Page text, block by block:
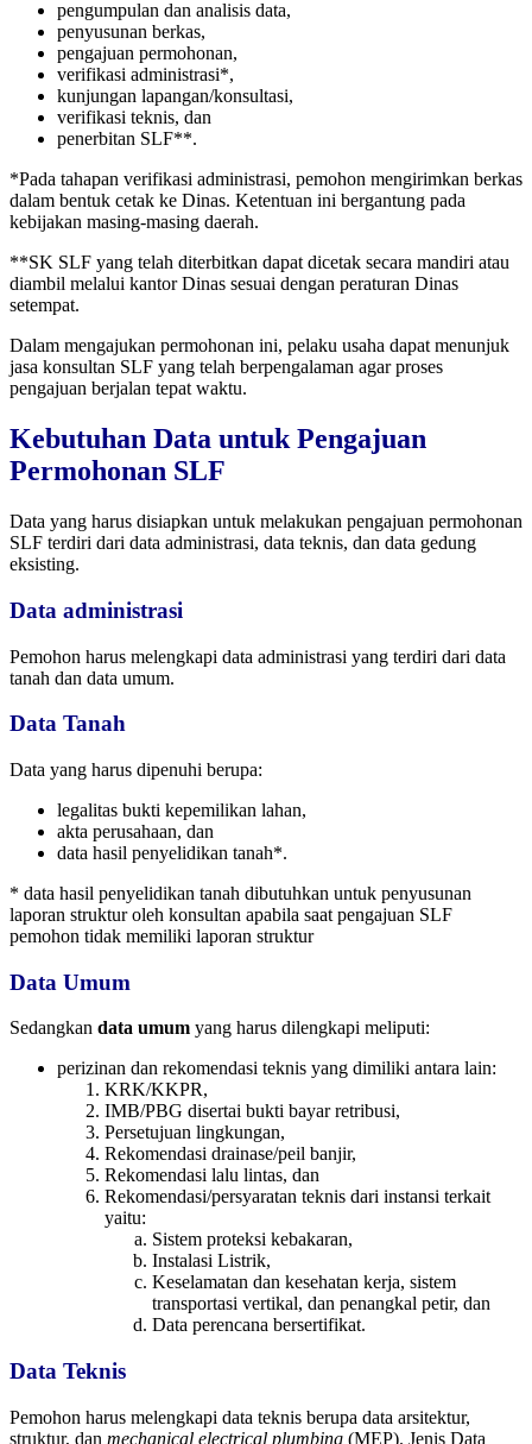
pengumpulan dan analisis data,
penyusunan berkas,
pengajuan permohonan,
verifikasi administrasi*,
kunjungan lapangan/konsultasi,
verifikasi teknis, dan
penerbitan SLF**.
*Pada tahapan verifikasi administrasi, pemohon mengirimkan berkas
dalam bentuk cetak ke Dinas. Ketentuan ini bergantung pada
kebijakan masing-masing daerah.
**SK SLF yang telah diterbitkan dapat dicetak secara mandiri atau
diambil melalui kantor Dinas sesuai dengan peraturan Dinas
setempat.
Dalam mengajukan permohonan ini, pelaku usaha dapat menunjuk
jasa konsultan SLF yang telah berpengalaman agar proses
pengajuan berjalan tepat waktu.
Kebutuhan Data untuk Pengajuan
Permohonan SLF
Data yang harus disiapkan untuk melakukan pengajuan permohonan
SLF terdiri dari data administrasi, data teknis, dan data gedung
eksisting.
Data administrasi
Pemohon harus melengkapi data administrasi yang terdiri dari data
tanah dan data umum.
Data Tanah
Data yang harus dipenuhi berupa:
legalitas bukti kepemilikan lahan,
akta perusahaan, dan
data hasil penyelidikan tanah*.
* data hasil penyelidikan tanah dibutuhkan untuk penyusunan
laporan struktur oleh konsultan apabila saat pengajuan SLF
pemohon tidak memiliki laporan struktur
Data Umum
Sedangkan data umum yang harus dilengkapi meliputi:
perizinan dan rekomendasi teknis yang dimiliki antara lain:
KRK/KKPR,
IMB/PBG disertai bukti bayar retribusi,
Persetujuan lingkungan,
Rekomendasi drainase/peil banjir,
Rekomendasi lalu lintas, dan
Rekomendasi/persyaratan teknis dari instansi terkait
yaitu:
Sistem proteksi kebakaran,
Instalasi Listrik,
Keselamatan dan kesehatan kerja, sistem
transportasi vertikal, dan penangkal petir, dan
Data perencana bersertifikat.
Data Teknis
Pemohon harus melengkapi data teknis berupa data arsitektur,
struktur, dan mechanical electrical plumbing (MEP). Jenis Data